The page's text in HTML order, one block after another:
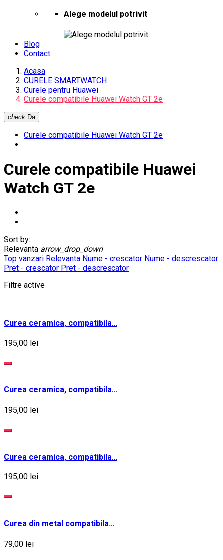
Alege modelul potrivit
Blog
Contact
Acasa
CURELE SMARTWATCH
Curele pentru Huawei
Curele compatibile Huawei Watch GT 2e
check Da
Curele compatibile Huawei Watch GT 2e
Curele compatibile Huawei
Watch GT 2e
Sort by:
Relevanta arrow_drop_down
Top vanzari Relevanta Nume - crescator Nume - descrescator
Pret - crescator Pret - descrescator
Filtre active
Curea ceramica, compatibila...
195,00 lei
Curea ceramica, compatibila...
195,00 lei
Curea ceramica, compatibila...
195,00 lei
Curea din metal compatibila...
79,00 lei